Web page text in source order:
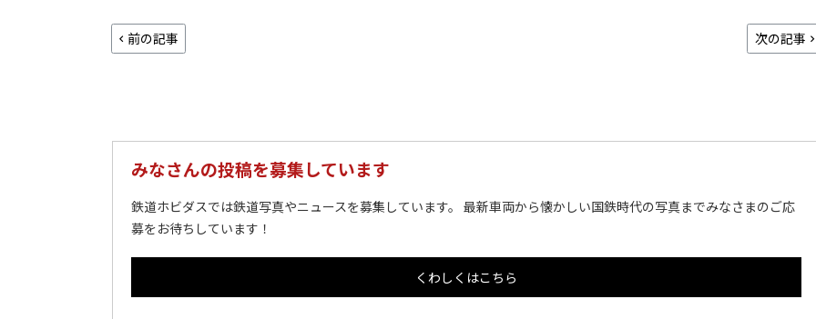
前の記事 次の記事
みなさんの投稿を募集しています
鉄道ホビダスでは鉄道写真やニュースを募集しています。 最新車両から懐かしい国鉄時代の写真までみなさまのご応
募をお待ちしています！
くわしくはこちら